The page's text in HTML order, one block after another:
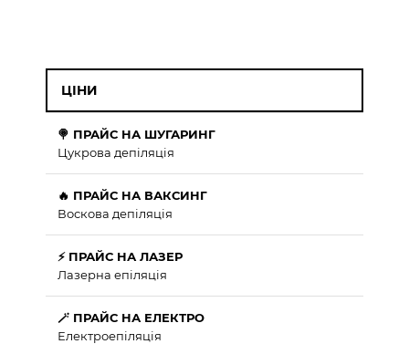
ЦІНИ
🍭 ПРАЙС НА ШУГАРИНГ
Цукрова депіляція
🔥 ПРАЙС НА ВАКСИНГ
Воскова депіляція
⚡ ПРАЙС НА ЛАЗЕР
Лазерна епіляція
🪄 ПРАЙС НА ЕЛЕКТРО
Електроепіляція